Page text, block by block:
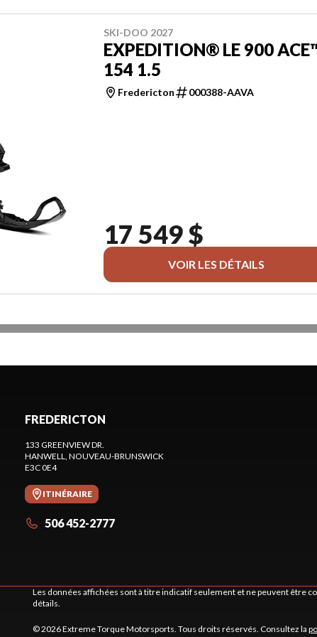
SKI-DOO 2027
EXPEDITION® LE 900
154 1.5
Fredericton 000388-AAVA
17 549 $
VOIR LES DÉTAILS
FREDERICTON
133 GREENVIEW DR.
HANWELL, NOUVEAU-BRUNSWICK
E3C 0E4
ITINÉRAIRE
506 452-2777
Les données affichées sont à titre indicatif seulement et ne peuvent être
détails.
© 2026 Extreme Torque Motorsports. Tous droits réservés. Consultez la